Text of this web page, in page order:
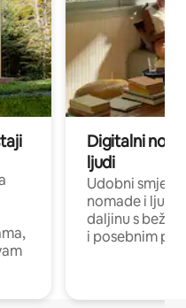
Digitalni
ljudi
Udobni
nomade i ljude
daljinu s
i posebnim